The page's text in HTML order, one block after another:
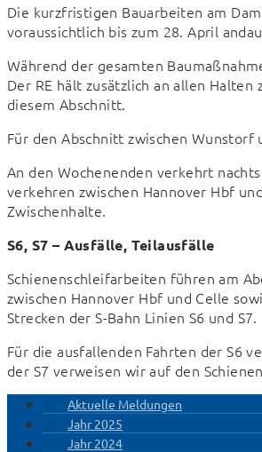
Die kurzfristigen Bauarbeiten am
voraussichtlich bis zum 28. April
Während der gesamten
Der RE hält zusätzlich an allen
diesem Abschnitt.
Für den Abschnitt zwischen
An den Wochenenden verkehrt
verkehren zwischen Hannover Hbf
Zwischenhalte.
S6, S7 – Ausfälle, Teilausfälle
Schienenschleifarbeiten führen am
zwischen Hannover Hbf und Celle
Strecken der S-Bahn Linien S6 und S7.
Für die ausfallenden Fahrten der S6
der S7 verweisen wir auf den
Aktuelle Meldungen
Jahr 2025
Jahr 2024